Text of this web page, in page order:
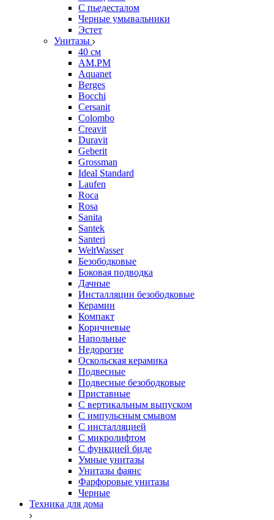
С пьедесталом
Черные умывальники
Эстет
Унитазы
40 см
AM.PM
Aquanet
Berges
Bocchi
Cersanit
Colombo
Creavit
Duravit
Geberit
Grossman
Ideal Standard
Laufen
Roca
Rosa
Sanita
Santek
Santeri
WeltWasser
Безободковые
Боковая подводка
Дачные
Инсталляции безободковые
Керамин
Компакт
Коричневые
Напольные
Недорогие
Оскольская керамика
Подвесные
Подвесные безободковые
Приставные
С вертикальным выпуском
С импульсным смывом
С инсталляцией
С микролифтом
С функцией биде
Умные унитазы
Унитазы фаянс
Фарфоровые унитазы
Черные
Техника для дома